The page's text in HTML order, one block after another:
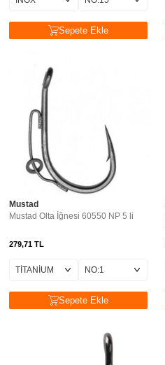
Sepete Ekle
Mustad
Mustad Olta İğnesi 60550 NP 5 li
279,71 TL
Sepete Ekle